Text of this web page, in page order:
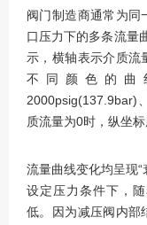
阀门制造商通常为同
口压力下的多条流量
示，横轴表示介质流
不同颜色的曲线
2000psig(137.9bar)
质流量为0时，纵坐
流量曲线变化均呈现
设定压力条件下，
低。因为减压阀内部